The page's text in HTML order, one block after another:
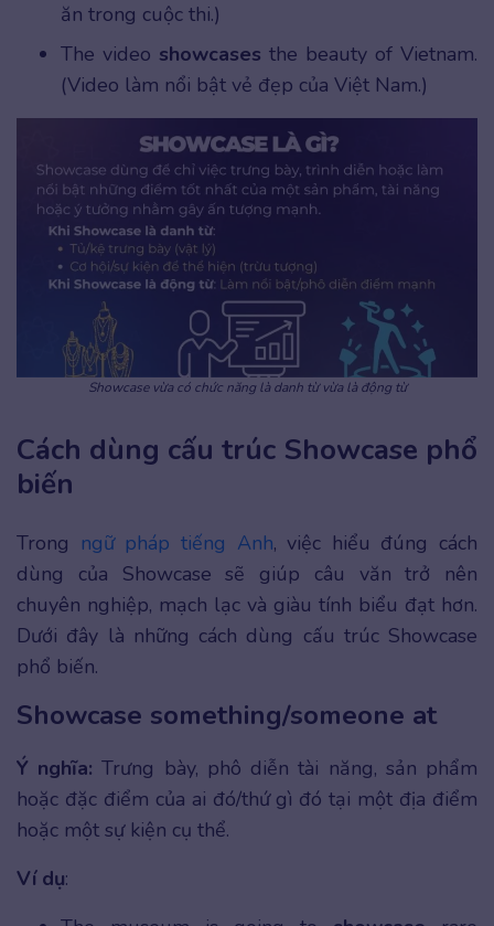
ăn trong cuộc thi.)
The video showcases the beauty of Vietnam.
(Video làm nổi bật vẻ đẹp của Việt Nam.)
Showcase vừa có chức năng là danh từ vừa là động từ
Cách dùng cấu trúc Showcase phổ
biến
Trong ngữ pháp tiếng Anh, việc hiểu đúng cách
dùng của Showcase sẽ giúp câu văn trở nên
chuyên nghiệp, mạch lạc và giàu tính biểu đạt hơn.
Dưới đây là những cách dùng cấu trúc Showcase
phổ biến.
Showcase something/someone at
Ý nghĩa: Trưng bày, phô diễn tài năng, sản phẩm
hoặc đặc điểm của ai đó/thứ gì đó tại một địa điểm
hoặc một sự kiện cụ thể.
Ví dụ: